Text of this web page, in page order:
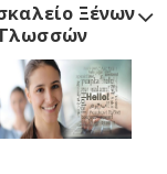
Ξένων
Γλωσσών